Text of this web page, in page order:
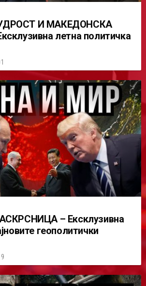
И МАКЕДОНСКА
летна политичка
– Ексклузивна
геополитички